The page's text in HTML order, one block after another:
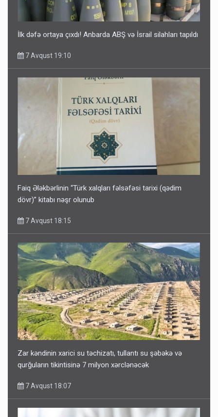
İlk dəfə ortaya çıxdı! Anbarda ABŞ və İsrail silahları tapıldı
7 Avqust 19:10
Faiq Ələkbərlinin “Türk xalqları fəlsəfəsi tarixi (qədim
dövr)” kitabı nəşr olunub
7 Avqust 18:15
Zar kəndinin xarici su təchizatı, tullantı su şəbəkə və
qurğuların tikintisinə 7 milyon xərclənəcək
7 Avqust 18:07